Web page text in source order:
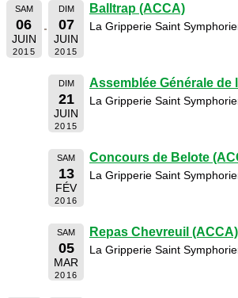
SAM
06
JUIN
2015
DIM
07
JUIN
2015
Balltrap (ACCA)
La Gripperie Saint
DIM
21
JUIN
2015
Assemblée Générale de
La Gripperie Saint
SAM
13
FÉV
2016
Concours de Belote
La Gripperie Saint
SAM
05
MAR
2016
Repas Chevreuil (ACCA)
La Gripperie Saint